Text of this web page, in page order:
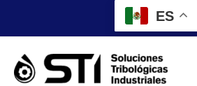
contenido
ES